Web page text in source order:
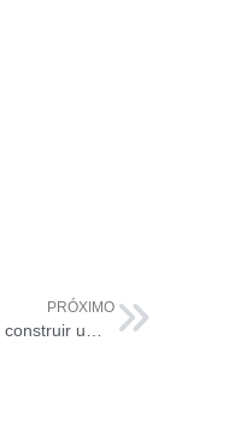
PRÓXIMO